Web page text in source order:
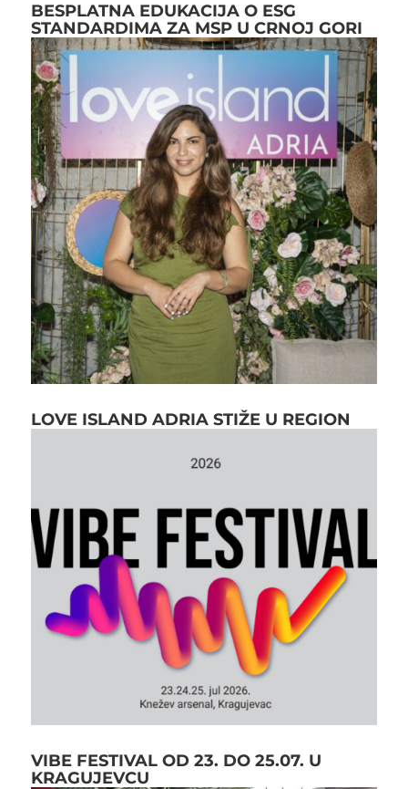
BESPLATNA EDUKACIJA O ESG
STANDARDIMA ZA MSP U CRNOJ GORI
LOVE ISLAND ADRIA STIŽE U REGION
VIBE FESTIVAL OD 23. DO 25.07. U
KRAGUJEVCU